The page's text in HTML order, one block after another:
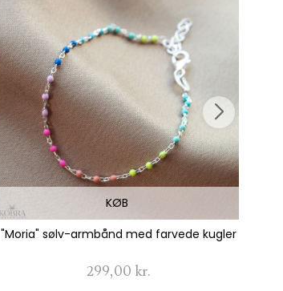
KØB
"Moria" sølv-armbånd med farvede kugler
299,00 kr.